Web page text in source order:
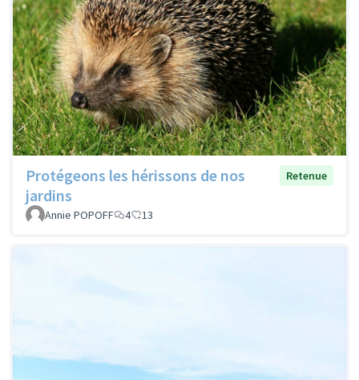
Protégeons les hérissons de nos
jardins
Retenue
Annie POPOFF 4 13